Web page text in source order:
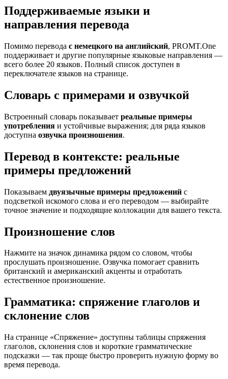
Поддерживаемые языки и
направления перевода
Помимо перевода с немецкого на английский, PROMT.One
поддерживает и другие популярные языковые направления —
всего более 20 языков. Полный список доступен в
переключателе языков на странице.
Словарь с примерами и озвучкой
Встроенный словарь показывает реальные примеры
употребления и устойчивые выражения; для ряда языков
доступна озвучка произношения.
Перевод в контексте: реальные
примеры предложений
Показываем двуязычные примеры предложений с
подсветкой искомого слова и его переводом — выбирайте
точное значение и подходящие коллокации для вашего текста.
Произношение слов
Нажмите на значок динамика рядом со словом, чтобы
прослушать произношение. Озвучка помогает сравнить
британский и американский акценты и отработать
естественное произношение.
Грамматика: спряжение глаголов и
склонение слов
На странице «Спряжение» доступны таблицы спряжения
глаголов, склонения слов и короткие грамматические
подсказки — так проще быстро проверить нужную форму во
время перевода.